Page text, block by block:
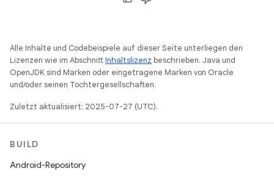
Alle Inhalte und Codebeispiele auf dieser Seite unterliegen den
Lizenzen wie im AbschnittInhaltslizenz beschrieben. Java und
OpenJDK sind Marken oder eingetragene Marken von Oracle
und/oder seinen Tochtergesellschaften.
Zuletzt aktualisiert: 2025-07-27 (UTC).
BUILD
Android-Repository